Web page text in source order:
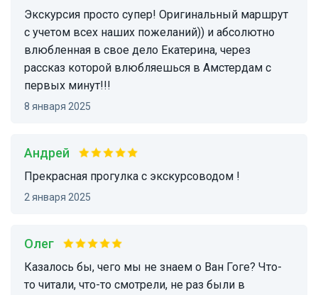
Экскурсия просто супер! Оригинальный маршрут
с учетом всех наших пожеланий)) и абсолютно
влюбленная в свое дело Екатерина, через
рассказ которой влюбляешься в Амстердам с
первых минут!!!
8 января 2025
Андрей
Прекрасная прогулка с экскурсоводом !
2 января 2025
Олег
Казалось бы, чего мы не знаем о Ван Гоге? Что-
то читали, что-то смотрели, не раз были в